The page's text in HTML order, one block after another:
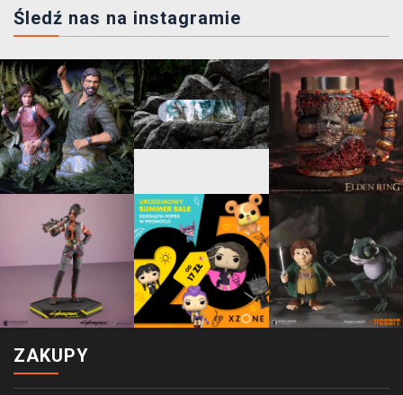
Śledź nas na instagramie
ZAKUPY